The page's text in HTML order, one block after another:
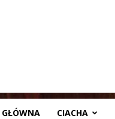
CIACHA